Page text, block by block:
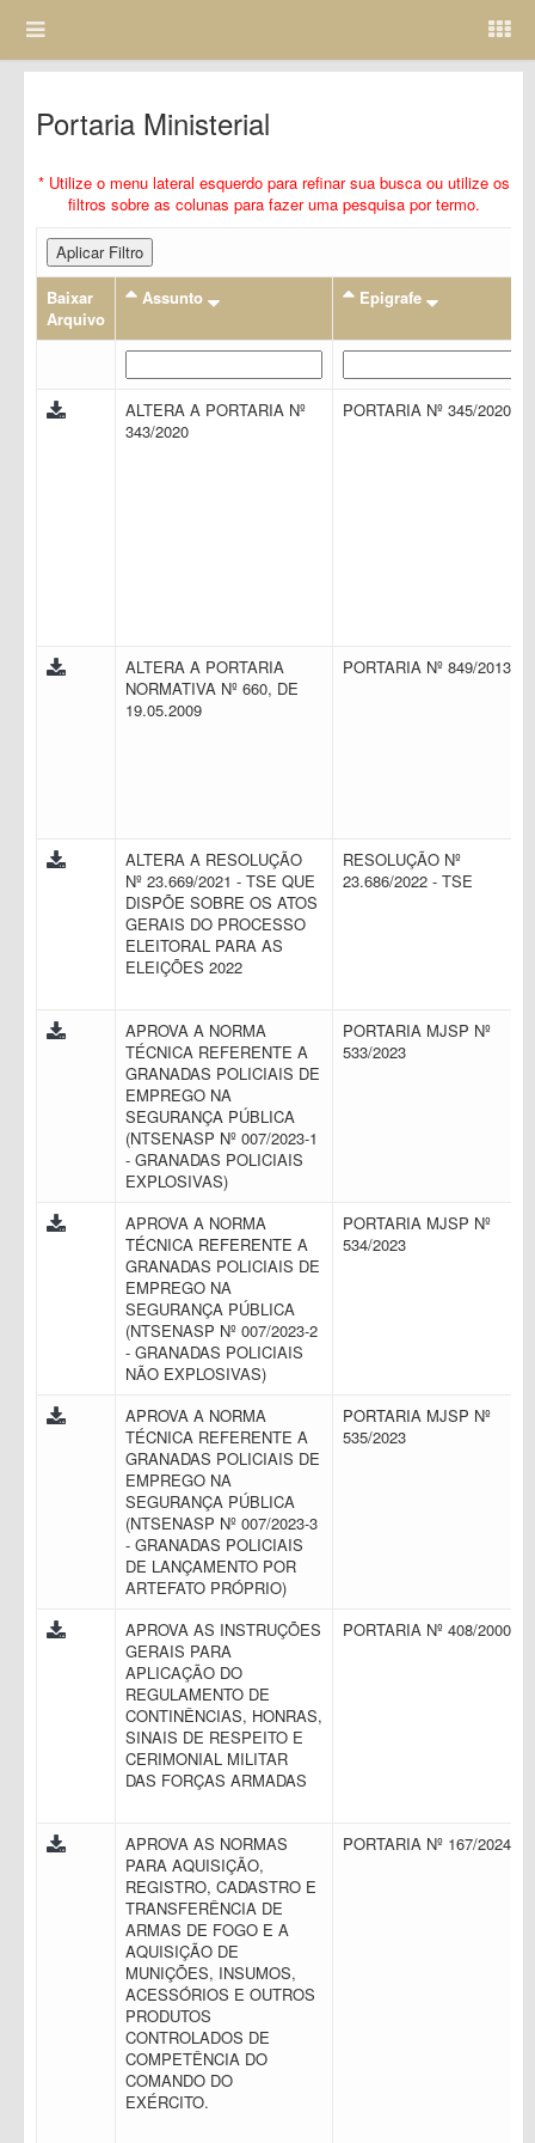
Portaria Ministerial
* Utilize o menu lateral esquerdo para refinar sua busca ou utilize os
filtros sobre as colunas para fazer uma pesquisa por termo.
Aplicar Filtro
Baixar
Arquivo
Assunto Epigrafe
ALTERA A PORTARIA Nº
343/2020
PORTARIA Nº 345/2020
ALTERA A PORTARIA
NORMATIVA Nº 660, DE
19.05.2009
PORTARIA Nº 849/2013
ALTERA A RESOLUÇÃO
Nº 23.669/2021 - TSE QUE
DISPÕE SOBRE OS ATOS
GERAIS DO PROCESSO
ELEITORAL PARA AS
ELEIÇÕES 2022
RESOLUÇÃO Nº
23.686/2022 - TSE
APROVA A NORMA
TÉCNICA REFERENTE A
GRANADAS POLICIAIS DE
EMPREGO NA
SEGURANÇA PÚBLICA
(NTSENASP Nº 007/2023-1
- GRANADAS POLICIAIS
EXPLOSIVAS)
PORTARIA MJSP Nº
533/2023
APROVA A NORMA
TÉCNICA REFERENTE A
GRANADAS POLICIAIS DE
EMPREGO NA
SEGURANÇA PÚBLICA
(NTSENASP Nº 007/2023-2
- GRANADAS POLICIAIS
NÃO EXPLOSIVAS)
PORTARIA MJSP Nº
534/2023
APROVA A NORMA
TÉCNICA REFERENTE A
GRANADAS POLICIAIS DE
EMPREGO NA
SEGURANÇA PÚBLICA
(NTSENASP Nº 007/2023-3
- GRANADAS POLICIAIS
DE LANÇAMENTO POR
ARTEFATO PRÓPRIO)
PORTARIA MJSP Nº
535/2023
APROVA AS INSTRUÇÕES
GERAIS PARA
APLICAÇÃO DO
REGULAMENTO DE
CONTINÊNCIAS, HONRAS,
SINAIS DE RESPEITO E
CERIMONIAL MILITAR
DAS FORÇAS ARMADAS
PORTARIA Nº 408/2000
APROVA AS NORMAS
PARA AQUISIÇÃO,
REGISTRO, CADASTRO E
TRANSFERÊNCIA DE
ARMAS DE FOGO E A
AQUISIÇÃO DE
MUNIÇÕES, INSUMOS,
ACESSÓRIOS E OUTROS
PRODUTOS
CONTROLADOS DE
COMPETÊNCIA DO
COMANDO DO
EXÉRCITO.
PORTARIA Nº 167/2024